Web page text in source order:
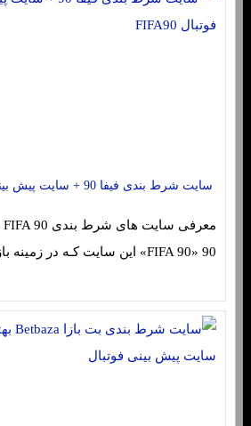
سایت شرط بندی فیفا 90 + سایت پیش بینی فوتبال FIFA90
90 «FIFA 90» این سایت کـه در زمینه بازی…